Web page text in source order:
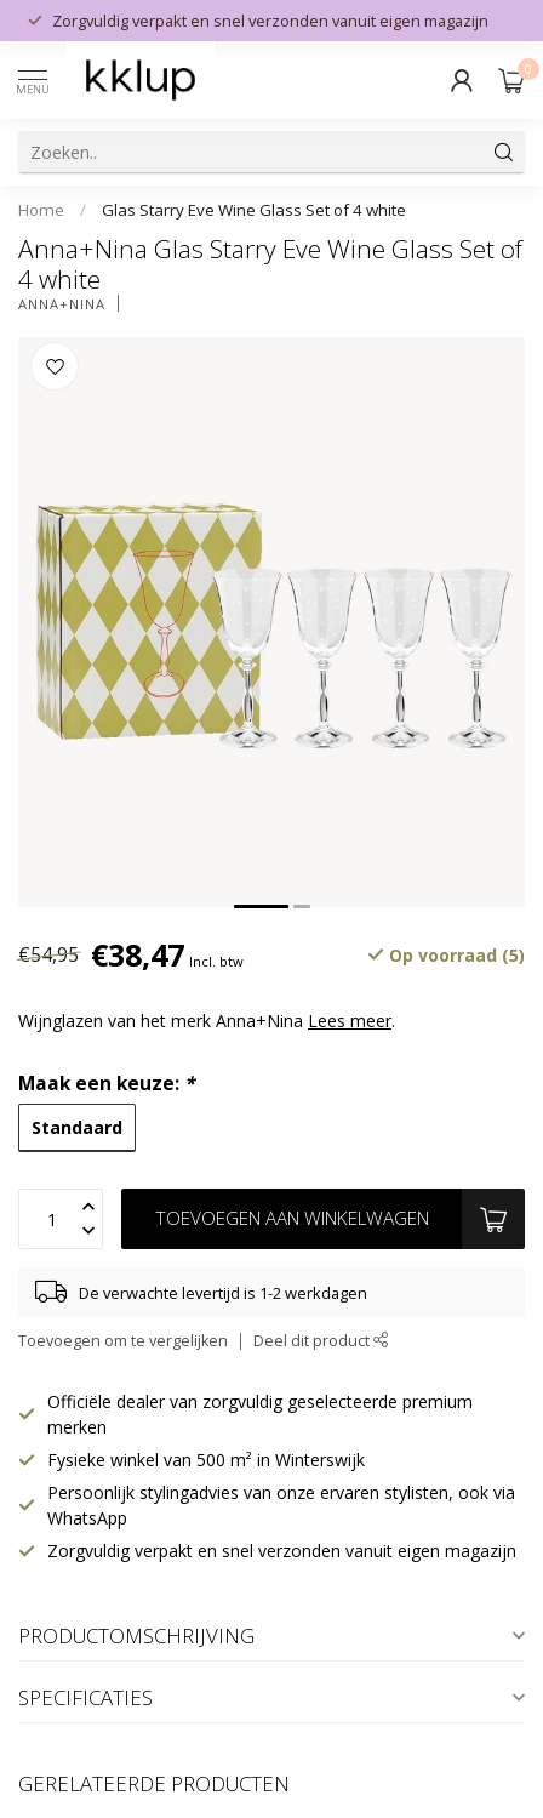
Zorgvuldig verpakt en snel verzonden vanuit eigen magazijn
MENU
0
Home / Glas Starry Eve Wine Glass Set of 4 white
Anna+Nina Glas Starry Eve Wine Glass Set of
4 white
ANNA+NINA
€54,95 €38,47 Incl. btw Op voorraad (5)
Wijnglazen van het merk Anna+Nina Lees meer.
Maak een keuze: *
Standaard
TOEVOEGEN AAN WINKELWAGEN
De verwachte levertijd is 1-2 werkdagen
Toevoegen om te vergelijken Deel dit product
Officiële dealer van zorgvuldig geselecteerde premium
merken
Fysieke winkel van 500 m² in Winterswijk
Persoonlijk stylingadvies van onze ervaren stylisten, ook via
WhatsApp
Zorgvuldig verpakt en snel verzonden vanuit eigen magazijn
PRODUCTOMSCHRIJVING
SPECIFICATIES
GERELATEERDE PRODUCTEN